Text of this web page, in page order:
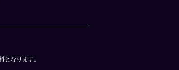
となります。